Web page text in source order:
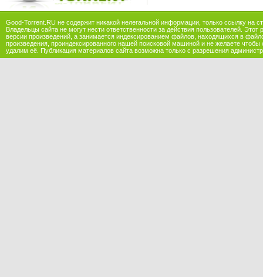
Good-Torrent.RU не содержит никакой нелегальной информации, только ссылку на
Владельцы сайта не могут нести ответственности за действия пользователей.
версии произведений, а занимается индексированием файлов, находящихся в
произведения, проиндексированного нашей поисковой машиной и не желаете
удалим её. Публикация материалов сайта возможна только с разрешения